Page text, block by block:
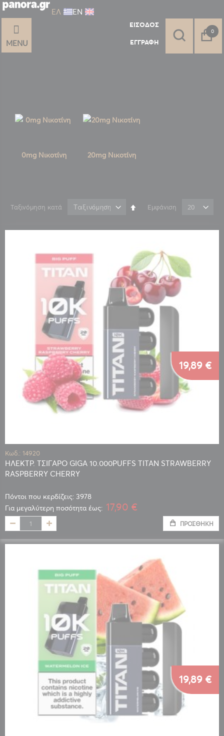
ΕΛ ΕΝ
MENU
0
ΕΊΣΟΔΟΣ
ΕΓΓΡΑΦΉ
0mg Νικοτίνη 20mg Νικοτίνη
Ταξινόμηση κατά
Φθίνουσα
Εμφάνιση
Κωδ.: 14920
ΗΛΕΚΤΡ. ΤΣΙΓΑΡΟ GIGA 10.000PUFFS TITAN STRAWBERRY
RASPBERRY CHERRY
Πόντοι που κερδίζεις: 3978
19,89 €
Για μεγαλύτερη ποσότητα έως: 17,90 €
ΠΡΟΣΘΉΚΗ
19,89 €